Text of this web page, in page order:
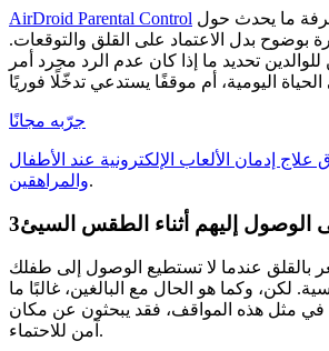
AirDroid Parental Control
بوضوح بدل الاعتماد على القلق والتوقعات.
تحديد ما إذا كان عدم الرد مجرد أمر
جرّبه مجانًا
إدمان الألعاب الإلكترونية عند الأطفال
والمراهقين.
3الوصول إليهم أثناء الطقس السيئ
بالقلق عندما لا تستطيع الوصول إلى طفلك
لكن، وكما هو الحال مع البالغين، غالبًا ما
في مثل هذه المواقف، فقد يبحثون عن مكان
آمن للاحتماء.